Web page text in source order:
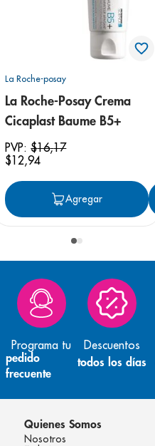
Agregar
La Roche-posay
La Roche-Posay Crema
Cicaplast Baume B5+
PVP:$16,17
$12,94
Agregar
Programa tu
pedido
frecuente
Descuentos
todos los días
Quienes Somos
Nosotros